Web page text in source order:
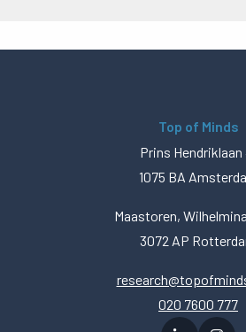
Top of Minds
Prins Hendriklaan
1075 BA
Maastoren,
3072 AP
020 7600 777